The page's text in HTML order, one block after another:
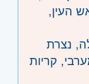
העין,
נצרת
קריות